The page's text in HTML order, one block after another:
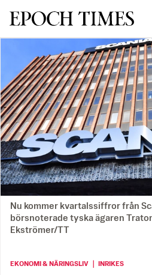
Svenska Epoch Times
Nu kommer kvartalssiffror från
börsnoterade tyska ägaren
Ekströmer/TT
EKONOMI & NÄRINGSLIV ｜ INRIKES